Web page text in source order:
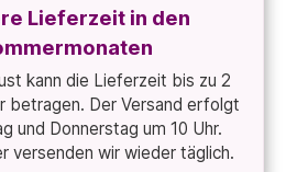
Lieferzeit in den
kann die Lieferzeit bis zu 2
betragen. Der Versand erfolgt
und Donnerstag um 10 Uhr.
versenden wir wieder täglich.